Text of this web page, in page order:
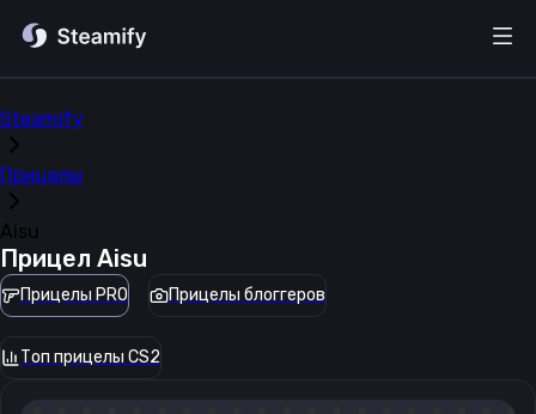
Steamify
Прицелы
Aisu
Прицел Aisu
Прицелы PRO Прицелы блоггеров
Топ прицелы CS2